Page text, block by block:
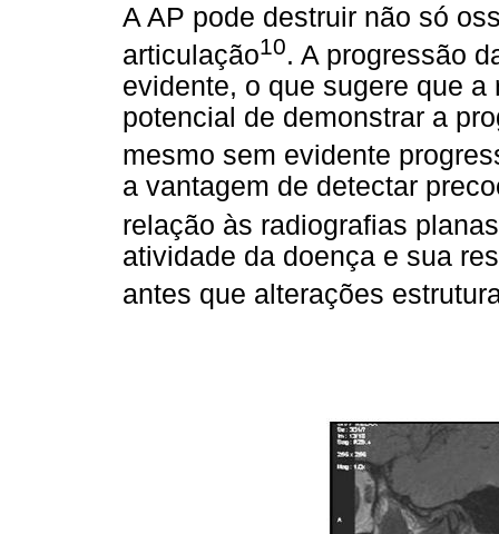
A AP pode destruir não só
articulação10. A progressão
evidente, o que sugere que
potencial de demonstrar a
mesmo sem evidente
a vantagem de detectar
relação às radiografias planas
atividade da doença e sua
antes que alterações